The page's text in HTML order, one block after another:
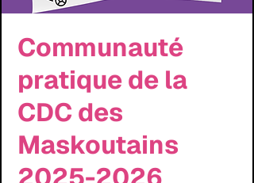
Communauté
pratique de la
CDC des
Maskoutains